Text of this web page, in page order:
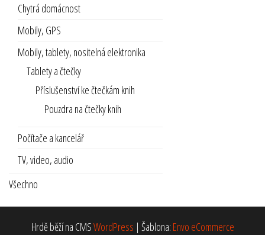
Chytrá domácnost
Mobily, GPS
Mobily, tablety, nositelná elektronika
Tablety a čtečky
Příslušenství ke čtečkám knih
Pouzdra na čtečky knih
Počítače a kancelář
TV, video, audio
Všechno
Hrdě běží na CMSWordPress | Šablona: Envo eCommerce